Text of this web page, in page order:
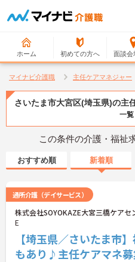
ホーム 初めての方へ 面談会
マイナビ介護職 主任ケアマネジャー
さいたま市大宮区(埼玉県)の主
一覧
この条件の介護・福祉
おすすめ順 新着順
通所介護（デイサービス）
株式会社SOYOKAZE大宮三橋ケアセ
E
【埼玉県／さいたま市
もあり♪主任ケアマネ